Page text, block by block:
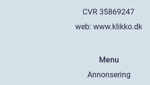
web: www.klikko.dk
Menu
Annonsering